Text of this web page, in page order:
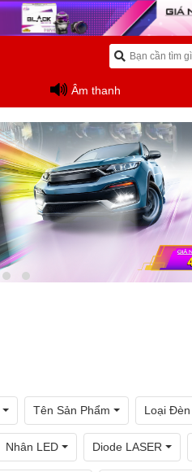
Âm thanh
Tên Sản Phẩm Loại Đèn
Nhân LED Diode LASER